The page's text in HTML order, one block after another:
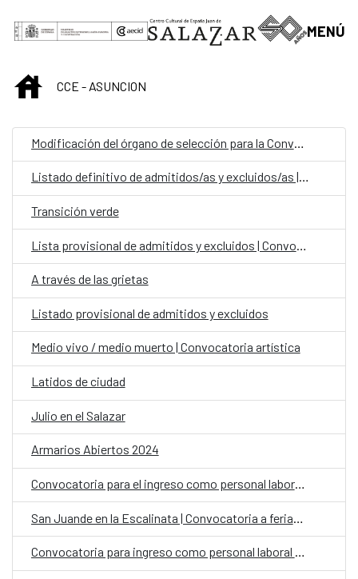
Saltar al contenido principal
MENÚ
INICIOCCE - ASUNCION
Listado definitivo de admitidos/as y excluidos/as | Convocatoria para personal laboral fijo en el CCEJS
Transición verde
A través de las grietas
Listado provisional de admitidos y excluidos
Medio vivo / medio muerto | Convocatoria artística
Latidos de ciudad
Julio en el Salazar
Armarios Abiertos 2024
Convocatoria para el ingreso como personal laboral fijo en el Centro Cultural de España Juan de Salazar en Paraguay, con la categoría de Auxiliar Administrativo/a
Convocatoria para ingreso como personal laboral fijo en la oficina de la Cooperación Española (OCE) en Paraguay con la categoría de Auxiliar Administrativo